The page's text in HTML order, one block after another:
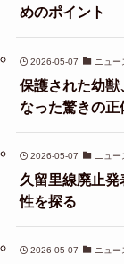
めのポイント
2026-05-07 ニュー
保護された幼
なった驚きの正
2026-05-07 ニュー
久留里線廃止
性を探る
2026-05-07 ニュー